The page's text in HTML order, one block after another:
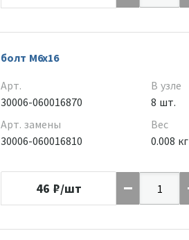
болт M6x16
Арт.
30006-060016870
Арт. замены
30006-060016810
В узле
8 шт.
Вес
0.008 кг
46 ₽/шт